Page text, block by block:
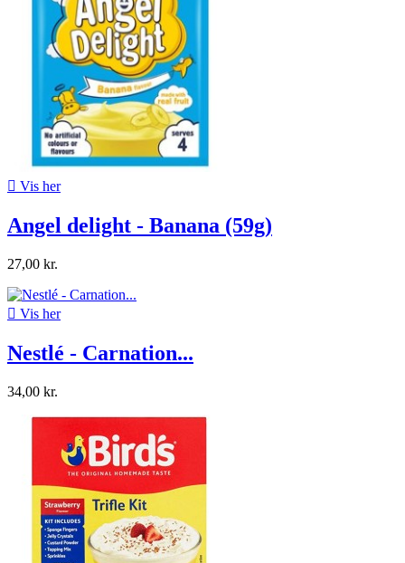
 Vis her
Angel delight - Banana (59g)
27,00 kr.
 Vis her
Nestlé - Carnation...
34,00 kr.